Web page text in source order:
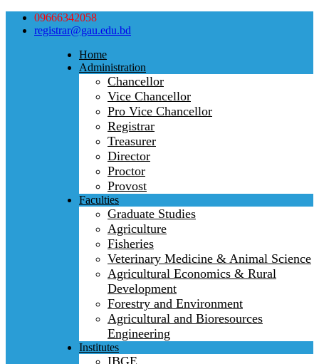
09666342058
registrar@gau.edu.bd
Home
Administration
Chancellor
Vice Chancellor
Pro Vice Chancellor
Registrar
Treasurer
Director
Proctor
Provost
Faculties
Graduate Studies
Agriculture
Fisheries
Veterinary Medicine & Animal Science
Agricultural Economics & Rural
Development
Forestry and Environment
Agricultural and Bioresources
Engineering
Institutes
IBGE